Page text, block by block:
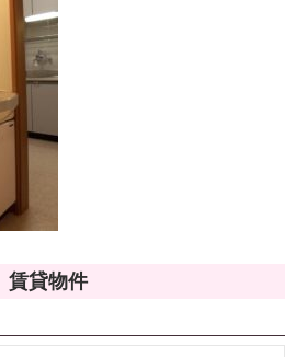
賃貸物件